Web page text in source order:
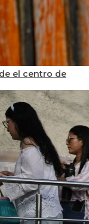
el centro de